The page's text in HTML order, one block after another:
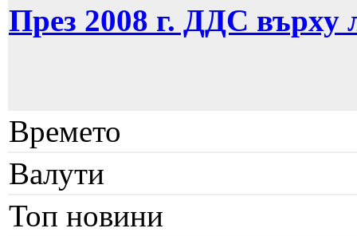
През 2008 г. ДДС върху
Времето
Валути
Топ новини